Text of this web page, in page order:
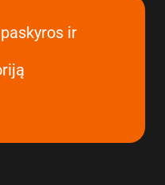
ir